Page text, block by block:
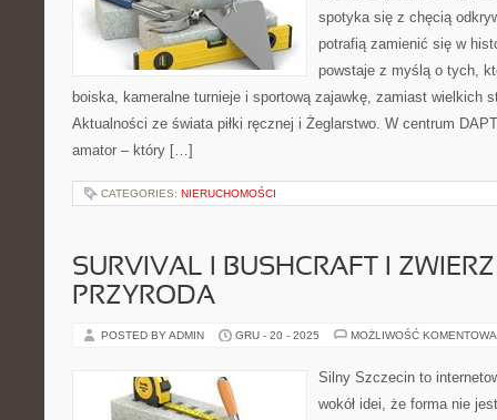
spotyka się z chęcią
potrafią zamienić się w
powstaje z myślą o tych,
boiska, kameralne turnieje i sportową zajawkę, zamiast wielkich
Aktualności ze świata piłki ręcznej i Żeglarstwo. W centrum
amator – który […]
CATEGORIES: NIERUCHOMOŚCI
SURVIVAL I BUSHCRAFT I
PRZYRODA
POSTED BY ADMIN GRU - 20 - 2025 MOŻLIWOŚĆ
Silny Szczecin to
wokół idei, że forma nie